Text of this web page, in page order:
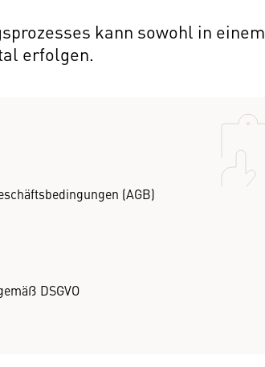
kann sowohl in einem
erfolgen.
(AGB)
DSGVO